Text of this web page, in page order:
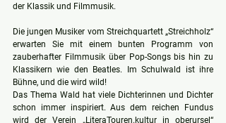
der Klassik und Filmmusik.
Die jungen Musiker vom Streichquartett „Streichholz“
erwarten Sie mit einem bunten Programm von
zauberhafter Filmmusik über Pop-Songs bis hin zu
Klassikern wie den Beatles. Im Schulwald ist ihre
Bühne, und die wird wild!
Das Thema Wald hat viele Dichterinnen und Dichter
schon immer inspiriert. Aus dem reichen Fundus
wird der Verein „LiteraTouren.kultur in oberursel“